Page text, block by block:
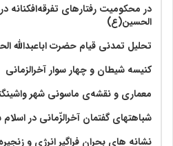
در محکومیت رفتارهای تفرقه‌افکنانه
الحسین(ع)
تحلیل تمدنی قیام حضرت اباعبدالله
کنیسه شیطان و چهار سوار آخرالزمانی
معماری و نقشه‌ی ماسونی شهر
شباهتهای گفتمان آخر‌الزّمانی در
نشانه های بحران فراگیر انرژی و